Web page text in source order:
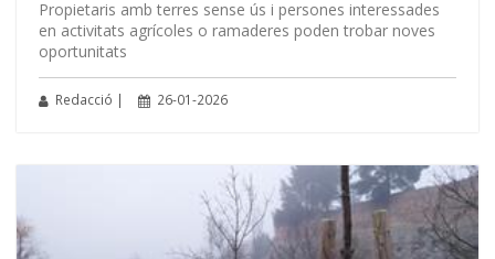
Propietaris amb terres sense ús i persones interessades
en activitats agrícoles o ramaderes poden trobar noves
oportunitats
Redacció | 26-01-2026